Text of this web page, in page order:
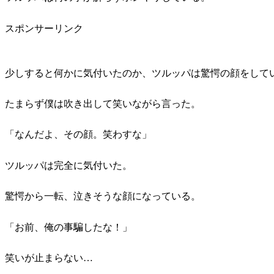
スポンサーリンク
少しすると何かに気付いたのか、ツルッパは驚愕の顔をして
たまらず僕は吹き出して笑いながら言った。
「なんだよ、その顔。笑わすな」
ツルッパは完全に気付いた。
驚愕から一転、泣きそうな顔になっている。
「お前、俺の事騙したな！」
笑いが止まらない…